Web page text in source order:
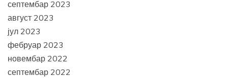
септембар 2023
август 2023
јул 2023
фебруар 2023
новембар 2022
септембар 2022